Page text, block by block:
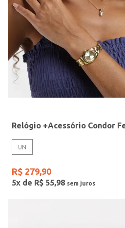
Modelo
UN
R$ 279,90
5x de R$ 55,98